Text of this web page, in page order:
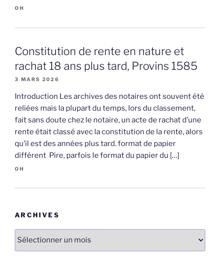
OH
Constitution de rente en nature et
rachat 18 ans plus tard, Provins 1585
3 MARS 2026
Introduction Les archives des notaires ont souvent été
reliées mais la plupart du temps, lors du classement,
fait sans doute chez le notaire, un acte de rachat d’une
rente était classé avec la constitution de la rente, alors
qu’il est des années plus tard. format de papier
différent Pire, parfois le format du papier du […]
OH
ARCHIVES
Archives